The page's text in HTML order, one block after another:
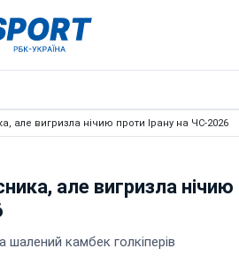
але вигризла нічию проти Ірану на ЧС-2026
але вигризла нічию
камбек голкіперів